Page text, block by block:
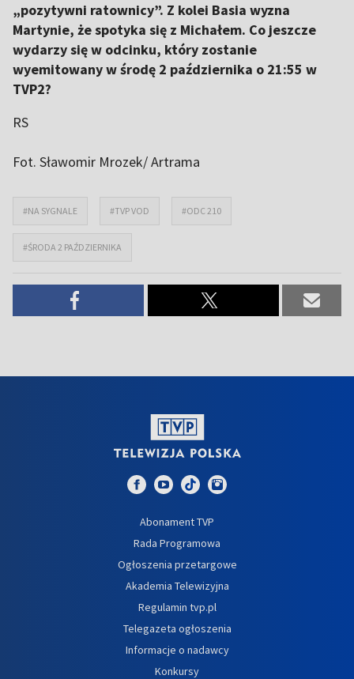
„pozytywni ratownicy”. Z kolei Basia wyzna
Martynie, że spotyka się z Michałem. Co jeszcze
wydarzy się w odcinku, który zostanie
wyemitowany w środę 2 października o 21:55 w
TVP2?
RS
Fot. Sławomir Mrozek/ Artrama
#NA SYGNALE #TVP VOD #ODC 210
#ŚRODA 2 PAŹDZIERNIKA
Abonament TVP
Rada Programowa
Ogłoszenia przetargowe
Akademia Telewizyjna
Regulamin tvp.pl
Telegazeta ogłoszenia
Informacje o nadawcy
Konkursy